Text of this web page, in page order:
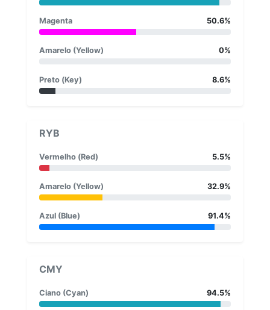
Magenta 50.6%
Amarelo (Yellow) 0%
Preto (Key) 8.6%
RYB
Vermelho (Red) 5.5%
Amarelo (Yellow) 32.9%
Azul (Blue) 91.4%
CMY
Ciano (Cyan) 94.5%